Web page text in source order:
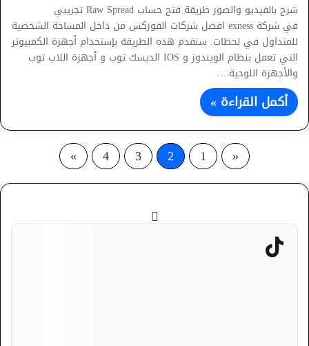
شرح بالفيديو والصور طريقة فتح حساب Raw Spread تجريبي
في شركة exness افضل شركات الفوركس من داخل المساحة الشخصية
للمتداول في لحظات. سنقدم هذه الطريقة بإستخدام أجهزة الكمبيوتر
التي تعمل بنظام الويندوز و IOS الديسك توب و أجهزة اللاب توب
والأجهزة اللوحية.…
أكمل القراءة »
«
1
2
3
4
»